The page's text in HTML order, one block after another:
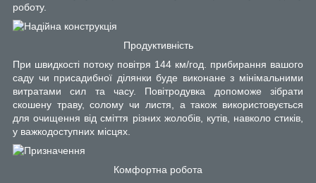
роботу.
Продуктивність
При швидкості потоку повітря 144 км/год. прибирання вашого
саду чи присадибної ділянки буде виконане з мінімальними
витратами сил та часу. Повітродувка допоможе зібрати
скошену траву, солому чи листя, а також використовується
для очищення від сміття різних жолобів, кутів, навколо стиків,
у важкодоступних місцях.
Комфортна робота